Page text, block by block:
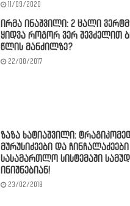
11/09/2020
ირმა ინაშვილი: 2 ცალი
ყიდვა როგორ ვერ შევძელით
წლის მანძილზე?
22/08/2017
ზაზა ხატიაშვილი:
მურუსიძეები და ჩინჩალაძეები
სასამართლო სისტემაში
ინიშნებიან!
23/02/2018